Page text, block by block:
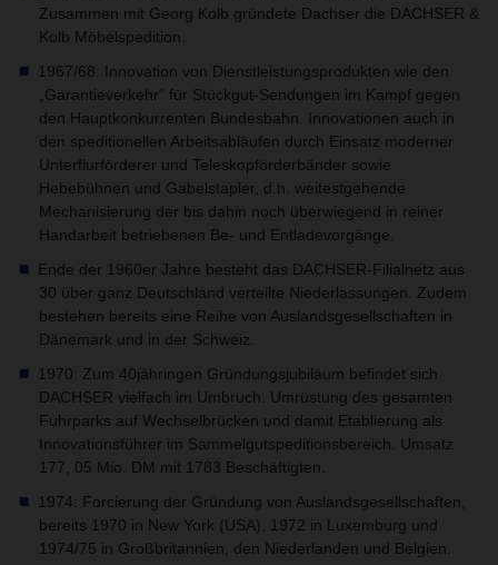
Zusammen mit Georg Kolb gründete Dachser die DACHSER &
Kolb Möbelspedition.
1967/68: Innovation von Dienstleistungsprodukten wie den
„Garantieverkehr“ für Stückgut-Sendungen im Kampf gegen
den Hauptkonkurrenten Bundesbahn. Innovationen auch in
den speditionellen Arbeitsabläufen durch Einsatz moderner
Unterflurförderer und Teleskopförderbänder sowie
Hebebühnen und Gabelstapler, d.h. weitestgehende
Mechanisierung der bis dahin noch überwiegend in reiner
Handarbeit betriebenen Be- und Entladevorgänge.
Ende der 1960er Jahre besteht das DACHSER-Filialnetz aus
30 über ganz Deutschland verteilte Niederlassungen. Zudem
bestehen bereits eine Reihe von Auslandsgesellschaften in
Dänemark und in der Schweiz.
1970: Zum 40jähringen Gründungsjubiläum befindet sich
DACHSER vielfach im Umbruch. Umrüstung des gesamten
Fuhrparks auf Wechselbrücken und damit Etablierung als
Innovationsführer im Sammelgutspeditionsbereich. Umsatz
177, 05 Mio. DM mit 1783 Beschäftigten.
1974: Forcierung der Gründung von Auslandsgesellschaften,
bereits 1970 in New York (USA), 1972 in Luxemburg und
1974/75 in Großbritannien, den Niederlanden und Belgien.